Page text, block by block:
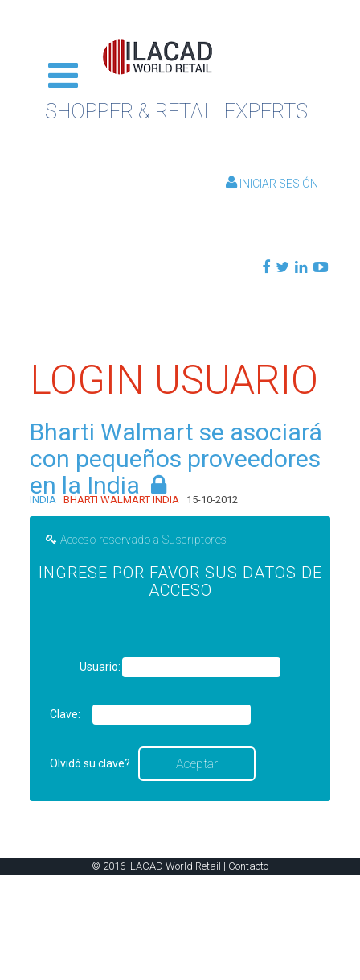
SHOPPER & RETAIL EXPERTS
INICIAR SESIÓN
LOGIN USUARIO
Bharti Walmart se asociará
con pequeños proveedores
en la India
INDIA BHARTI WALMART INDIA 15-10-2012
Acceso reservado a Suscriptores
INGRESE POR FAVOR SUS DATOS DE
ACCESO
Usuario:
Clave:
Olvidó su clave?
© 2016 ILACAD World Retail | Contacto